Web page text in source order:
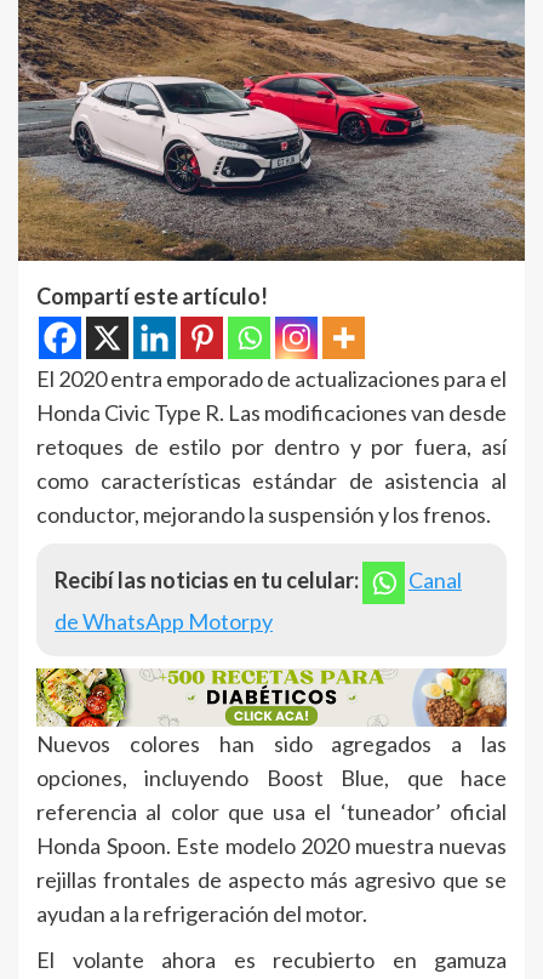
Compartí este artículo!
El 2020 entra emporado de actualizaciones para el
Honda Civic Type R. Las modificaciones van desde
retoques de estilo por dentro y por fuera, así
como características estándar de asistencia al
conductor, mejorando la suspensión y los frenos.
Recibí las noticias en tu celular:
Canal
de WhatsApp Motorpy
Nuevos colores han sido agregados a las
opciones, incluyendo Boost Blue, que hace
referencia al color que usa el ‘tuneador’ oficial
Honda Spoon. Este modelo 2020 muestra nuevas
rejillas frontales de aspecto más agresivo que se
ayudan a la refrigeración del motor.
El volante ahora es recubierto en gamuza